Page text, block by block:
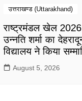
उत्तराखण्ड (Uttarakhand)
राष्ट्रमंडल खेल
उन्नति शर्मा का
विद्यालय ने किया
August 5, 2026